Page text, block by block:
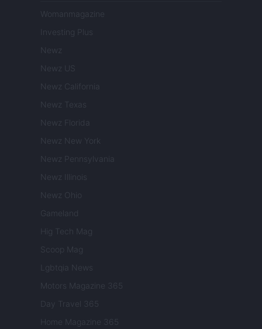
Womanmagazine
Investing Plus
Newz
Newz US
Newz California
Newz Texas
Newz Florida
Newz New York
Newz Pennsylvania
Newz Illinois
Newz Ohio
Gameland
Hig Tech Mag
Scoop Mag
Lgbtqia News
Motors Magazine 365
Day Travel 365
Home Magazine 365